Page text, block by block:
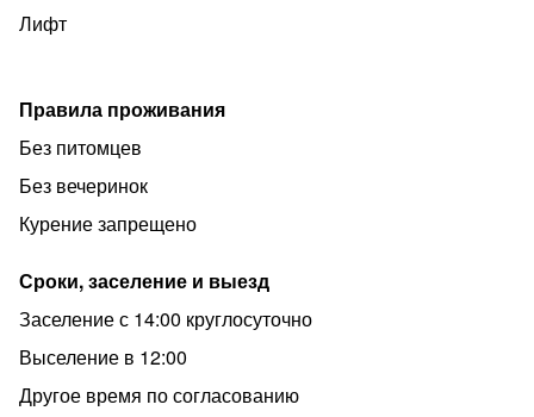
Лифт
Правила проживания
Без питомцев
Без вечеринок
Курение запрещено
Сроки, заселение и выезд
Заселение с 14:00 круглосуточно
Выселение в 12:00
Другое время по согласованию